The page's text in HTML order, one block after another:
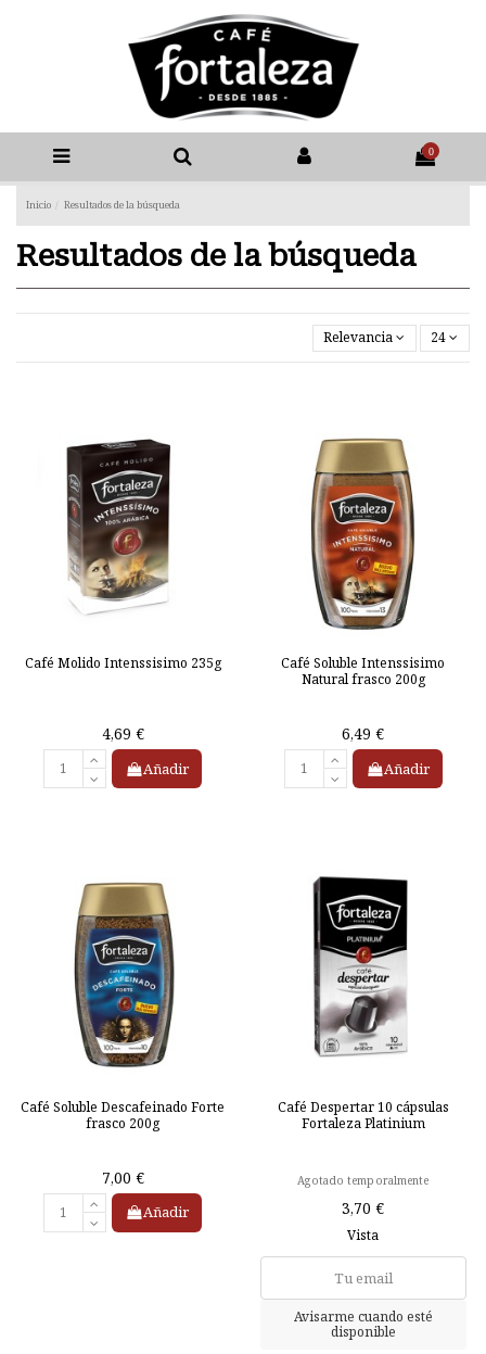
0
Inicio Resultados de la búsqueda
Resultados de la búsqueda
Relevancia 24
Café Molido Intenssisimo 235g
4,69 €
Añadir
Café Soluble Intenssisimo
Natural frasco 200g
6,49 €
Añadir
Café Soluble Descafeinado Forte
frasco 200g
7,00 €
Añadir
Café Despertar 10 cápsulas
Fortaleza Platinium
Agotado temporalmente
3,70 €
Vista